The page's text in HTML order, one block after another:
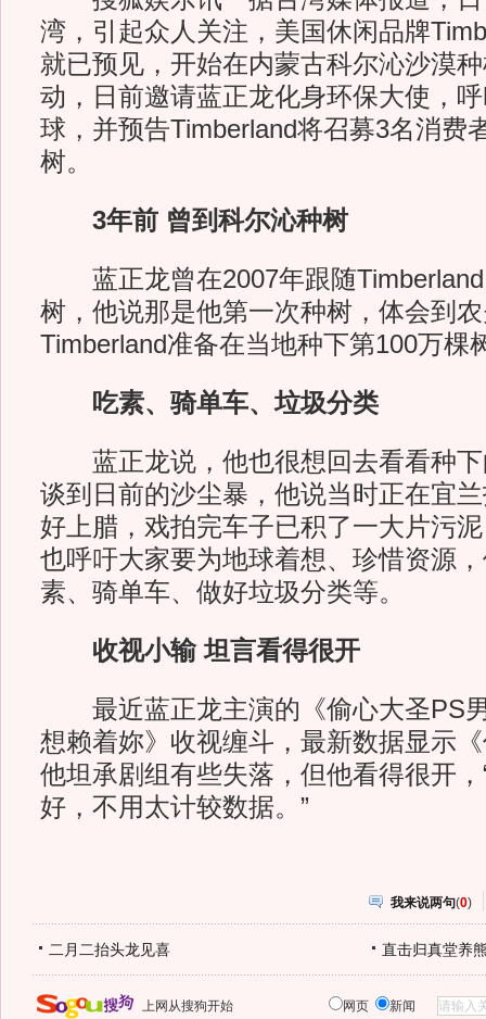
湾，引起众人关注，美国休闲品牌
就已预见，开始在内蒙古科尔沁沙漠
动，日前邀请蓝正龙化身环保大使，
球，并预告Timberland将召募3名消费
树。
3年前 曾到科尔沁种树
蓝正龙曾在2007年跟随Timberland
树，他说那是他第一次种树，体会到
Timberland准备在当地种下第100万棵
吃素、骑单车、垃圾分类
蓝正龙说，他也很想回去看看种下
谈到日前的沙尘暴，他说当时正在宜
好上腊，戏拍完车子已积了一大片污
也呼吁大家要为地球着想、珍惜资源
素、骑单车、做好垃圾分类等。
收视小输 坦言看得很开
最近蓝正龙主演的《偷心大圣PS
想赖着妳》收视缠斗，最新数据显示
他坦承剧组有些失落，但他看得很开
好，不用太计较数据。”
我来说两句(0)
二月二抬头龙见喜 直击归真堂养
上网从搜狗开始 网页 新闻